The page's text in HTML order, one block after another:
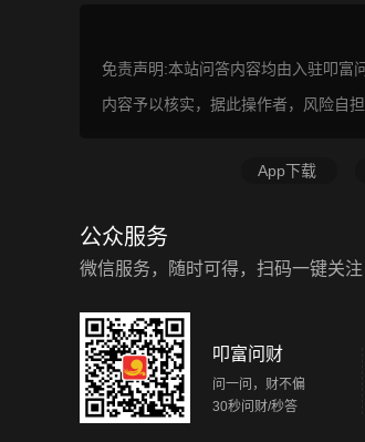
免责声明:本站问答内容均由入驻叩富
内容予以核实，据此操作者，风险自
App下载
公众服务
微信服务，随时可得，扫码一键关注
叩富问财
问一问，财不偏
30秒问财/秒答